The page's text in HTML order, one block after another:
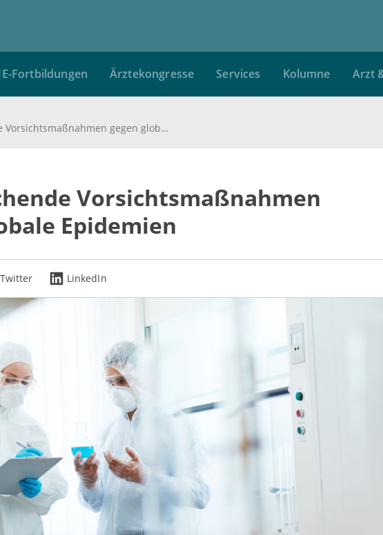
Fortbildungen Ärztekongresse Services Kolumne Arzt
Unzureichende Vorsichtsmaßnahmen gegen globale Epidemien
Vorsichtsmaßnahmen
Epidemien
Twitter LinkedIn